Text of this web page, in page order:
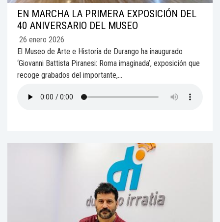
EN MARCHA LA PRIMERA EXPOSICIÓN DEL
40 ANIVERSARIO DEL MUSEO
26 enero 2026
El Museo de Arte e Historia de Durango ha inaugurado
‘Giovanni Battista Piranesi: Roma imaginada’, exposición que
recoge grabados del importante,...